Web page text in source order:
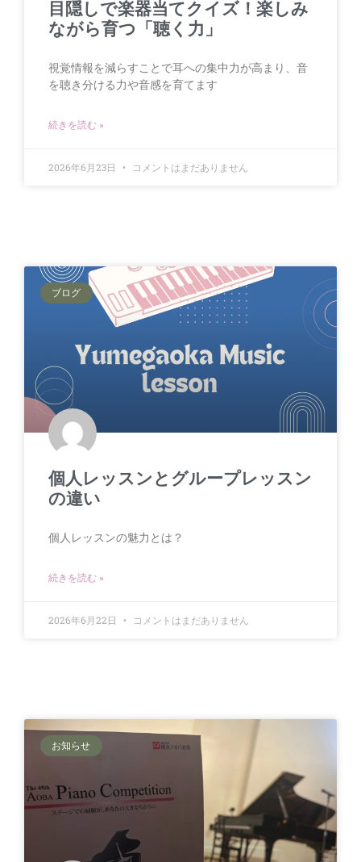
目隠しで楽器当てクイズ！楽しみ
ながら育つ「聴く力」
視覚情報を減らすことで耳への集中力が高まり、音
を聴き分ける力や音感を育てます
続きを読む »
2026年6月23日 コメントはまだありません
ブログ
個人レッスンとグループレッスン
の違い
個人レッスンの魅力とは？
続きを読む »
2026年6月22日 コメントはまだありません
お知らせ